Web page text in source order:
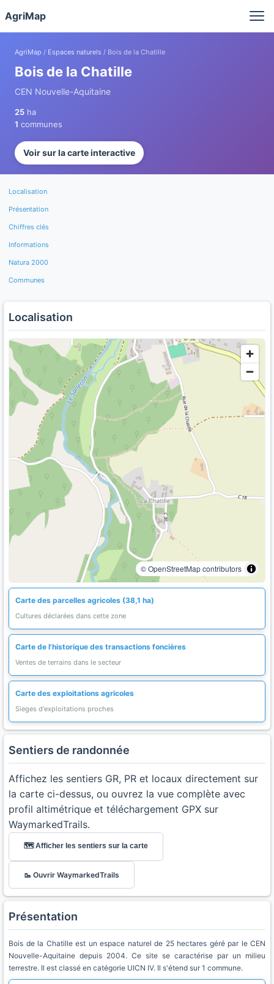
AgriMap
AgriMap / Espaces naturels / Bois de la Chatille
Bois de la Chatille
CEN Nouvelle-Aquitaine
25 ha
1 communes
Voir sur la carte interactive
Localisation
Présentation
Chiffres clés
Informations
Natura 2000
Communes
Localisation
© OpenStreetMap contributors
Carte des parcelles agricoles (38,1 ha)
Cultures déclarées dans cette zone
Carte de l'historique des transactions foncières
Ventes de terrains dans le secteur
Carte des exploitations agricoles
Sieges d'exploitations proches
Sentiers de randonnée
Affichez les sentiers GR, PR et locaux directement sur
la carte ci-dessus, ou ouvrez la vue complète avec
profil altimétrique et téléchargement GPX sur
WaymarkedTrails.
🗺️ Afficher les sentiers sur la carte
🥾 Ouvrir WaymarkedTrails
Présentation
Bois de la Chatille est un espace naturel de 25 hectares géré par le CEN
Nouvelle-Aquitaine depuis 2004. Ce site se caractérise par un milieu
terrestre. Il est classé en catégorie UICN IV. Il s'étend sur 1 commune.